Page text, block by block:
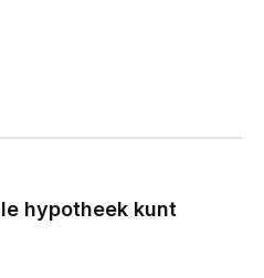
hypotheek kunt